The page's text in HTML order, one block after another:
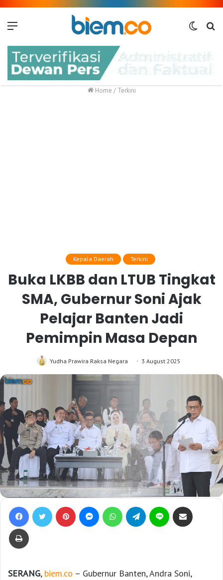
Switch
Home / Terkini
Kepala Daerah Terkini
Buka LKBB dan LTUB Tingkat
SMA, Gubernur Soni Ajak
Pelajar Banten Jadi
Pemimpin Masa Depan
Yudha Prawira Raksa Negara 3 August 2025
SERANG, biem.co – Gubernur Banten, Andra Soni,